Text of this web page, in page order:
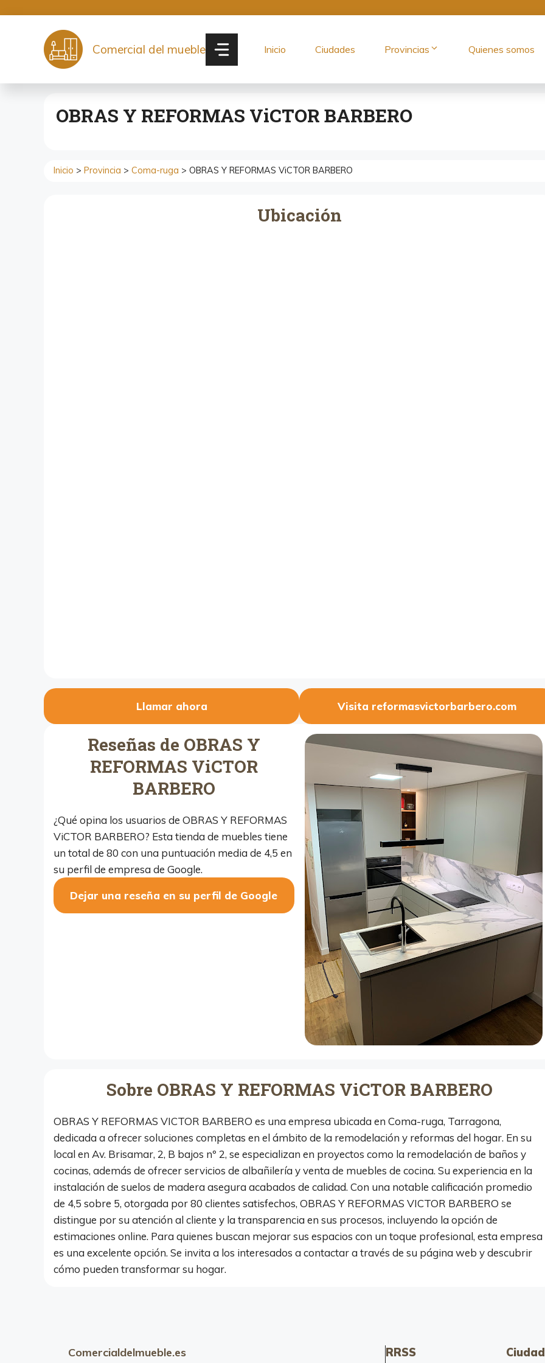
contenido
Comercial del mueble Inicio Ciudades Provincias Quienes somos
OBRAS Y REFORMAS ViCTOR BARBERO
Inicio > Provincia > Coma-ruga > OBRAS Y REFORMAS ViCTOR BARBERO
Ubicación
Llamar ahora Visita reformasvictorbarbero.com
Reseñas de OBRAS Y
REFORMAS ViCTOR
BARBERO
¿Qué opina los usuarios de OBRAS Y REFORMAS
ViCTOR BARBERO? Esta tienda de muebles tiene
un total de 80 con una puntuación media de 4,5 en
su perfil de empresa de Google.
Dejar una reseña en su perfil de Google
Sobre OBRAS Y REFORMAS ViCTOR BARBERO
OBRAS Y REFORMAS VICTOR BARBERO es una empresa ubicada en Coma-ruga, Tarragona,
dedicada a ofrecer soluciones completas en el ámbito de la remodelación y reformas del hogar. En su
local en Av. Brisamar, 2, B bajos nº 2, se especializan en proyectos como la remodelación de baños y
cocinas, además de ofrecer servicios de albañilería y venta de muebles de cocina. Su experiencia en la
instalación de suelos de madera asegura acabados de calidad. Con una notable calificación promedio
de 4,5 sobre 5, otorgada por 80 clientes satisfechos, OBRAS Y REFORMAS VICTOR BARBERO se
distingue por su atención al cliente y la transparencia en sus procesos, incluyendo la opción de
estimaciones online. Para quienes buscan mejorar sus espacios con un toque profesional, esta empresa
es una excelente opción. Se invita a los interesados a contactar a través de su página web y descubrir
cómo pueden transformar su hogar.
Comercialdelmueble.es RRSS